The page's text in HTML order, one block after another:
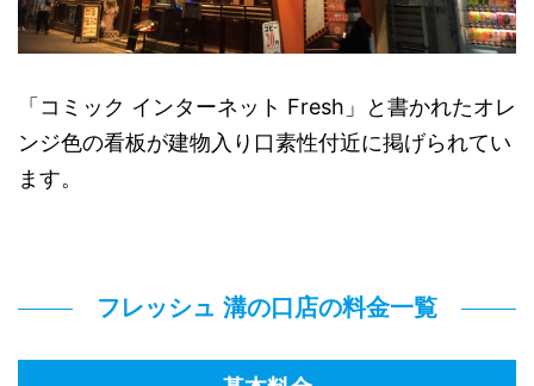
「コミック インターネット Fresh」と書かれたオレ
ンジ色の看板が建物入り口素性付近に掲げられてい
ます。
フレッシュ 溝の口店の料金一覧